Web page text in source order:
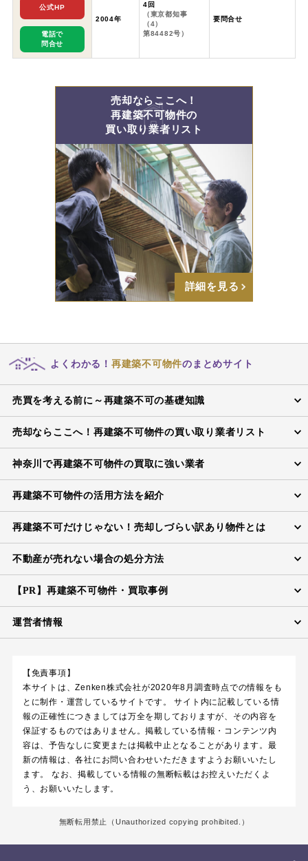
公式HP
電話で
問合せ
2004年
4回
（東京都知事
（4）
第84482号）
要問合せ
売却ならここへ！
再建築不可物件の
買い取り業者リスト
詳細を見る
よくわかる！ 再建築不可物件のまとめサイト
売買を考える前に～再建築不可の基礎知識
売却ならここへ！再建築不可物件の買い取り業者リスト
神奈川で再建築不可物件の買取に強い業者
再建築不可物件の活用方法を紹介
再建築不可だけじゃない！売却しづらい訳あり物件とは
不動産が売れない場合の処分方法
【PR】再建築不可物件・買取事例
運営者情報
【免責事項】
本サイトは、Zenken株式会社が2020年8月調査時点での情報をも
とに制作・運営しているサイトです。 サイト内に記載している情
報の正確性につきましては万全を期しておりますが、その内容を
保証するものではありません。掲載している情報・コンテンツ内
容は、予告なしに変更または掲載中止となることがあります。最
新の情報は、各社にお問い合わせいただきますようお願いいたし
ます。 なお、掲載している情報の無断転載はお控えいただくよ
う、お願いいたします。
無断転用禁止 （Unauthorized copying prohibited.）